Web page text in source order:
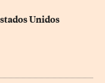
Unidos